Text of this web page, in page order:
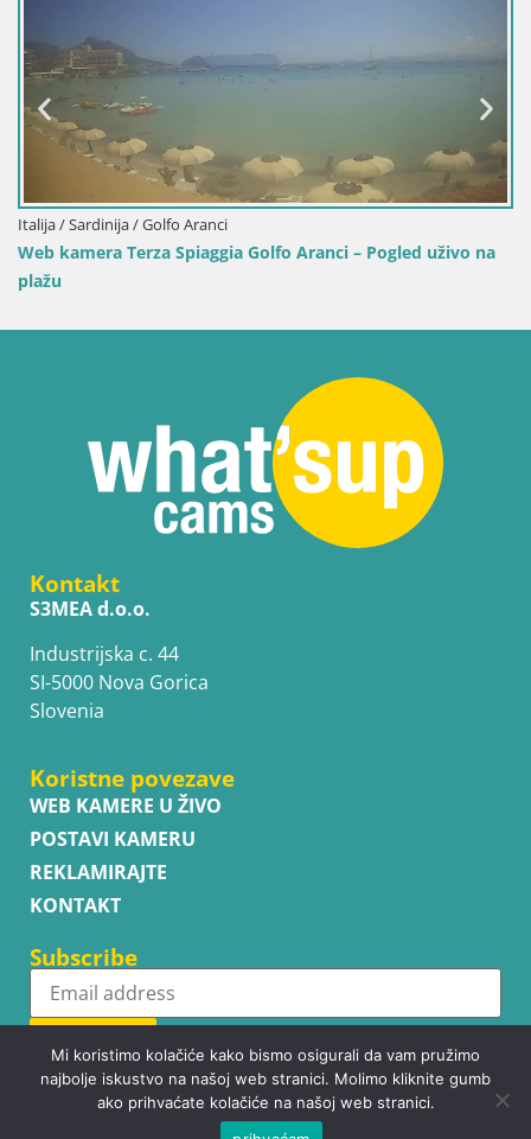
Aranci – Pogled uživo na Web kamera Porto Pino –
Kontakt
S3MEA d.o.o.
Industrijska c. 44
SI-5000 Nova Gorica
Slovenia
Koristne povezave
WEB KAMERE U ŽIVO
POSTAVI KAMERU
REKLAMIRAJTE
KONTAKT
Subscribe
Subscribe
Mi koristimo kolačiće kako bismo osigurali da vam pružimo
najbolje iskustvo na našoj web stranici. Molimo kliknite gumb
ako prihvaćate kolačiće na našoj web stranici.